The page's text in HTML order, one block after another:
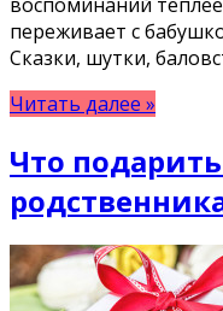
переживает с
Сказки, шутки,
Читать далее »
Что